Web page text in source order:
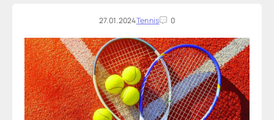
27.01.2024Tennis 0